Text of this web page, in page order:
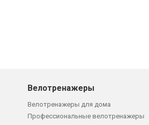
Велотренажеры
Велотренажеры для дома
Профессиональные велотренажеры